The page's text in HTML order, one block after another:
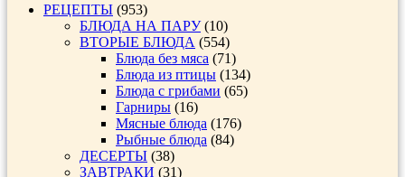
РЕЦЕПТЫ (953)
БЛЮДА НА ПАРУ(10)
ВТОРЫЕ БЛЮДА (554)
Блюда без мяса (71)
Блюда из птицы (134)
Блюда с грибами (65)
Гарниры (16)
Мясные блюда (176)
Рыбные блюда (84)
ДЕСЕРТЫ (38)
ЗАВТРАКИ (31)